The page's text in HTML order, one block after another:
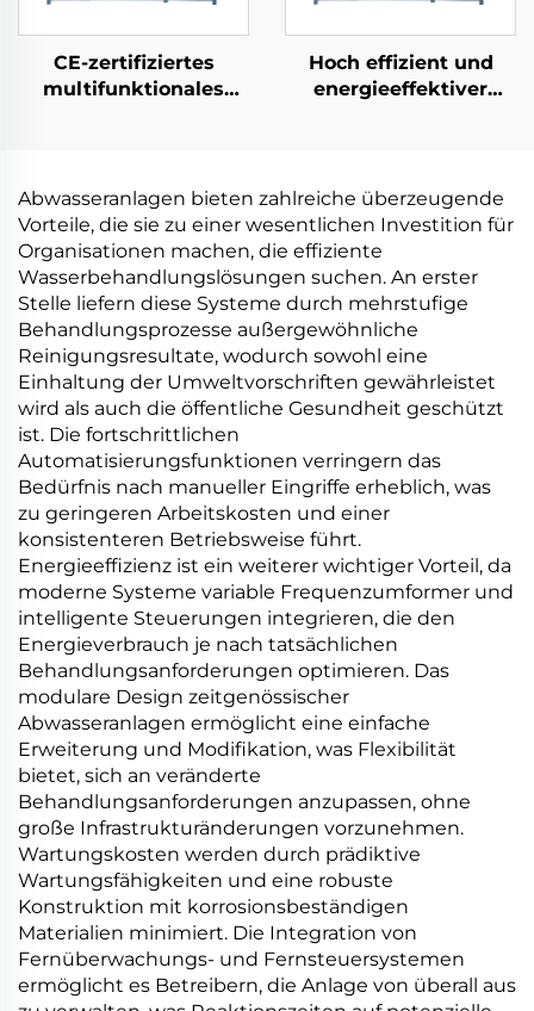
CE-zertifiziertes
multifunktionales
Konzentrierungs-
Kristallisationsgerät
Hoch effizient und
energieeffektiver
aus China
Abwasseranlagen bieten zahlreiche überzeugende
Vorteile, die sie zu einer wesentlichen Investition für
Organisationen machen, die effiziente
Wasserbehandlungslösungen suchen. An erster
Stelle liefern diese Systeme durch mehrstufige
Behandlungsprozesse außergewöhnliche
Reinigungsresultate, wodurch sowohl eine
Einhaltung der Umweltvorschriften gewährleistet
wird als auch die öffentliche Gesundheit geschützt
ist. Die fortschrittlichen
Automatisierungsfunktionen verringern das
Bedürfnis nach manueller Eingriffe erheblich, was
zu geringeren Arbeitskosten und einer
konsistenteren Betriebsweise führt.
Energieeffizienz ist ein weiterer wichtiger Vorteil, da
moderne Systeme variable Frequenzumformer und
intelligente Steuerungen integrieren, die den
Energieverbrauch je nach tatsächlichen
Behandlungsanforderungen optimieren. Das
modulare Design zeitgenössischer
Abwasseranlagen ermöglicht eine einfache
Erweiterung und Modifikation, was Flexibilität
bietet, sich an veränderte
Behandlungsanforderungen anzupassen, ohne
große Infrastrukturänderungen vorzunehmen.
Wartungskosten werden durch prädiktive
Wartungsfähigkeiten und eine robuste
Konstruktion mit korrosionsbeständigen
Materialien minimiert. Die Integration von
Fernüberwachungs- und Fernsteuersystemen
ermöglicht es Betreibern, die Anlage von überall aus